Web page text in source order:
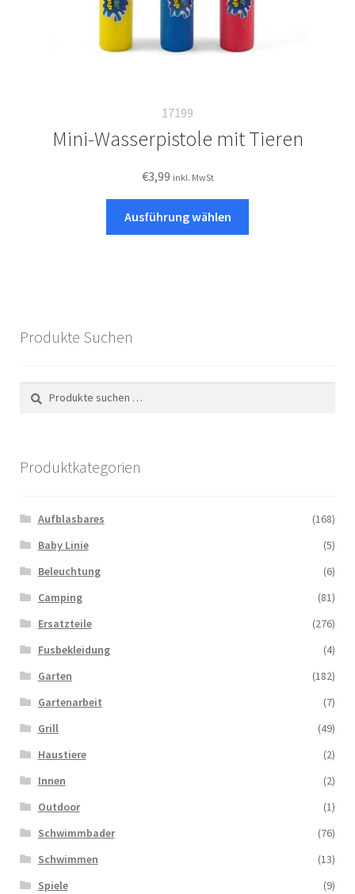
17199
Mini-Wasserpistole mit Tieren
€3,99 inkl. MwSt
Ausführung wählen
auf
Produkte Suchen
nach:
Produktkategorien
Aufblasbares
(168)
Baby Linie
(5)
Beleuchtung
(6)
Camping
(81)
Ersatzteile
(276)
Fusbekleidung
(4)
Garten
(182)
Gartenarbeit
(7)
Grill
(49)
Haustiere
(2)
Innen
(2)
Outdoor
(1)
Schwimmbader
(76)
Schwimmen
(13)
Spiele
(9)